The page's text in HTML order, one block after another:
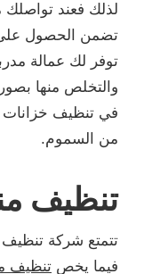
لذلك فعند
تضمن الحصول على
توفر لك عمالة
والتخلص منها
في تنظيف خزانات
من السموم.
تنظيف
تتمتع شركة
فيما يخص تنظيف